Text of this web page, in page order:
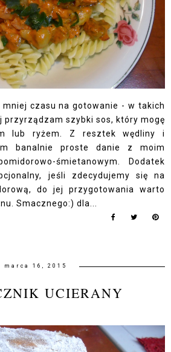
czasu na gotowanie - w takich
przyrządzam szybki sos, który mogę
lub ryżem. Z resztek wędliny i
banalnie proste danie z moim
śmietanowym. Dodatek
jeśli zdecydujemy się na
do jej przygotowania warto
Smacznego:) dla...
marca 16, 2015
UCIERANY